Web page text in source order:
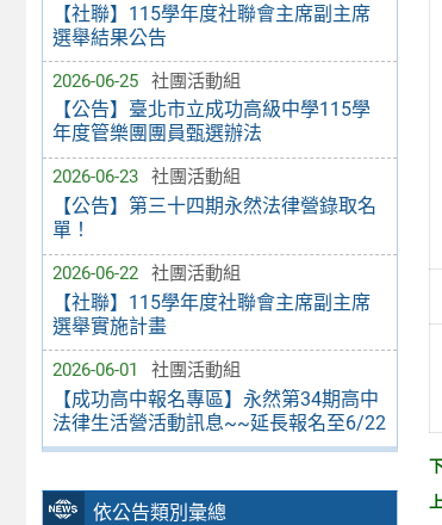
【社聯】115學年度社聯會主席副主席
選舉結果公告
2026-06-25 社團活動組
【公告】臺北市立成功高級中學115學
年度管樂團團員甄選辦法
2026-06-23 社團活動組
【公告】第三十四期永然法律營錄取名
單！
2026-06-22 社團活動組
【社聯】115學年度社聯會主席副主席
選舉實施計畫
2026-06-01 社團活動組
【成功高中報名專區】永然第34期高中
法律生活營活動訊息~~延長報名至6/22
依公告類別彙總